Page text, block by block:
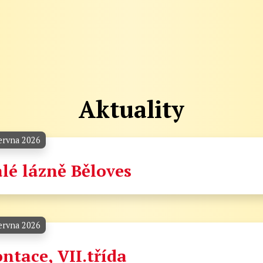
Aktuality
2026
lázně Běloves
2026
VII.třída